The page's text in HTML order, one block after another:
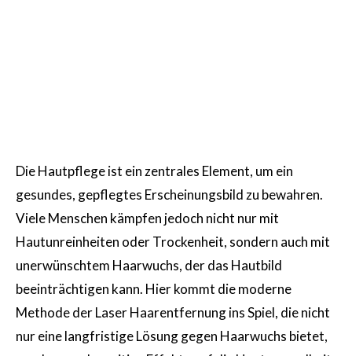
Die Hautpflege ist ein zentrales Element, um ein
gesundes, gepflegtes Erscheinungsbild zu bewahren.
Viele Menschen kämpfen jedoch nicht nur mit
Hautunreinheiten oder Trockenheit, sondern auch mit
unerwünschtem Haarwuchs, der das Hautbild
beeinträchtigen kann. Hier kommt die moderne
Methode der Laser Haarentfernung ins Spiel, die nicht
nur eine langfristige Lösung gegen Haarwuchs bietet,